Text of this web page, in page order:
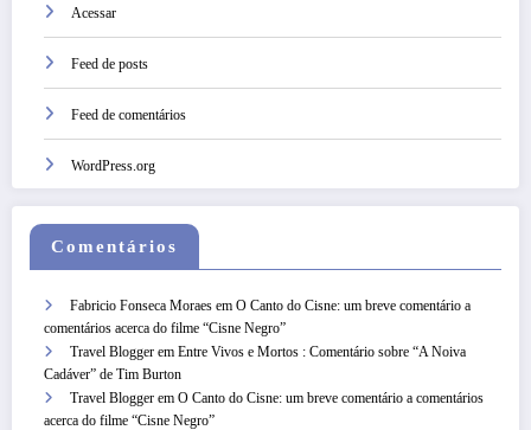
Acessar
Feed de posts
Feed de comentários
WordPress.org
Comentários
Fabricio Fonseca Moraes em O Canto do Cisne: um breve comentário a
comentários acerca do filme “Cisne Negro”
Travel Blogger em Entre Vivos e Mortos : Comentário sobre “A Noiva
Cadáver” de Tim Burton
Travel Blogger em O Canto do Cisne: um breve comentário a comentários
acerca do filme “Cisne Negro”